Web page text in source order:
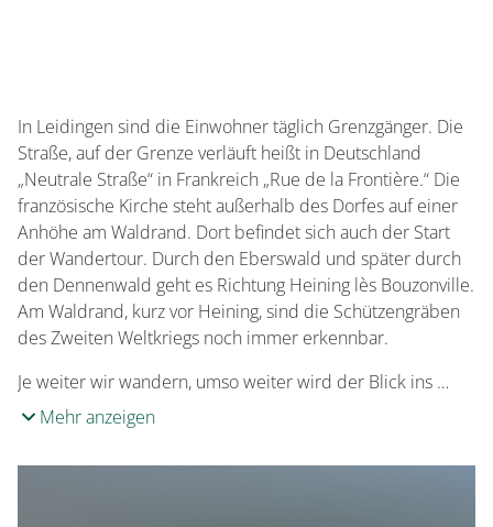
In Leidingen sind die Einwohner täglich Grenzgänger. Die
Straße, auf der Grenze verläuft heißt in Deutschland
„Neutrale Straße“ in Frankreich „Rue de la Frontière.“ Die
französische Kirche steht außerhalb des Dorfes auf einer
Anhöhe am Waldrand. Dort befindet sich auch der Start
der Wandertour. Durch den Eberswald und später durch
den Dennenwald geht es Richtung Heining lès Bouzonville.
Am Waldrand, kurz vor Heining, sind die Schützengräben
des Zweiten Weltkriegs noch immer erkennbar.
Je weiter wir wandern, umso weiter wird der Blick ins …
Mehr anzeigen